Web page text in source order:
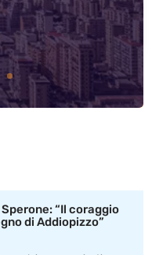
“Il coraggio
di Addiopizzo”